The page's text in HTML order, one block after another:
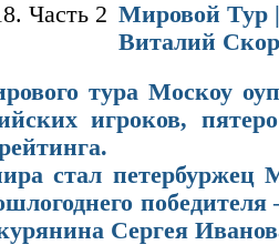
Мировой Тур |
Виталий
тура Москоу
игроков,
стал
Сергея